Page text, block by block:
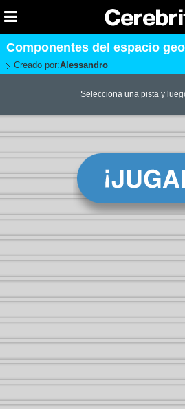
Componentes del espacio
Creado por:Alessandro
Selecciona una pista y